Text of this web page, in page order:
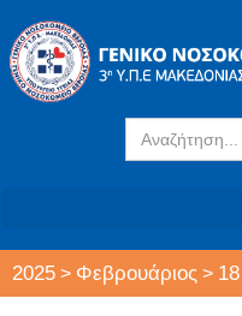
Search
for:
2025 > Φεβρουάριος > 18